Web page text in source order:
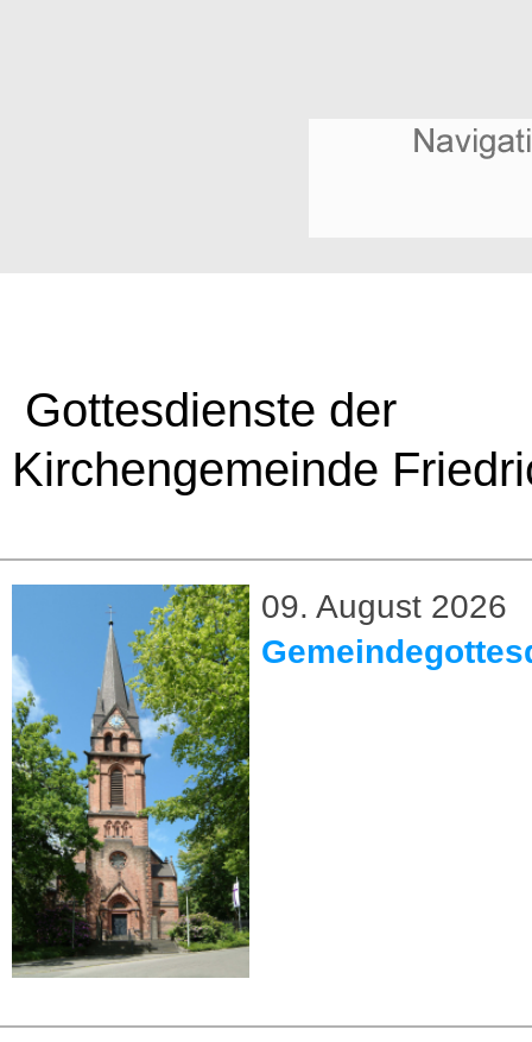
Gottesdienste der
Kirchengemeinde
09. August 2026